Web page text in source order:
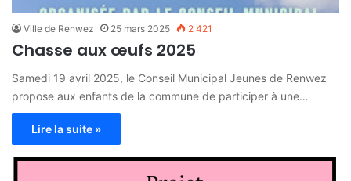
Ville de Renwez 25 mars 2025 2 421
Chasse aux œufs 2025
Samedi 19 avril 2025, le Conseil Municipal Jeunes de Renwez
propose aux enfants de la commune de participer à une…
Lire la suite »